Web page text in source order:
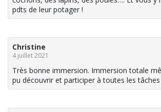
pdts de leur potager !
Christine
4 juillet 2021
Très bonne immersion. Immersion totale
pu découvrir et participer à toutes les